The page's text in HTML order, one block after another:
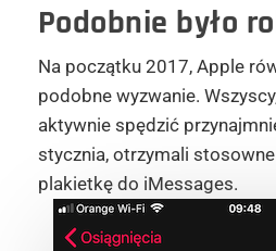
Podobnie było
Na początku 2017, Apple
podobne wyzwanie.
aktywnie spędzić
stycznia, otrzymali
plakietkę do iMessages.